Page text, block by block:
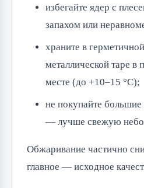
избегайте ядер с
запахом или
храните в
металлической таре
месте (до +10–15 °C);
не покупайте большие
— лучше свежую
Обжаривание частично
главное — исходное